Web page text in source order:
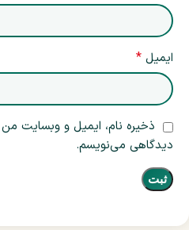
ایمیل *
ذخیره نام، ایمیل و وبسایت من
دیدگاهی می‌نویسم.